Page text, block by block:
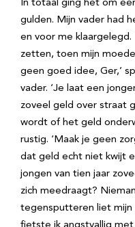
In totaal ging het om
gulden. Mijn vader had
en voor me klaargelegd.
zetten, toen mijn
geen goed idee, Ger,’
vader. ‘Je laat een
zoveel geld over straat
wordt of het geld
rustig. ‘Maak je geen
dat geld echt niet kwijt
jongen van tien jaar
zich meedraagt?
tegensputteren liet mijn